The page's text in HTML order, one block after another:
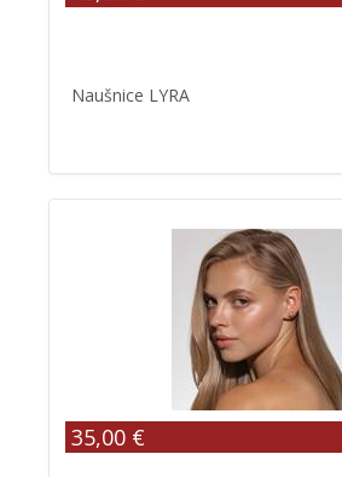
Naušnice LYRA
35,00 €